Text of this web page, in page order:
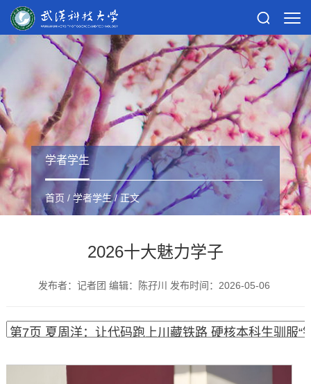
学者学生
首页 / 学者学生/ 正文
2026十大魅力学子
发布者：记者团 编辑：陈孖川 发布时间：2026-05-06